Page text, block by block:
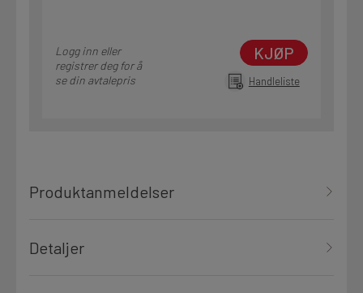
Logg inn eller
registrer deg for å
se din avtalepris
KJØP
Handleliste
Produktanmeldelser
Detaljer